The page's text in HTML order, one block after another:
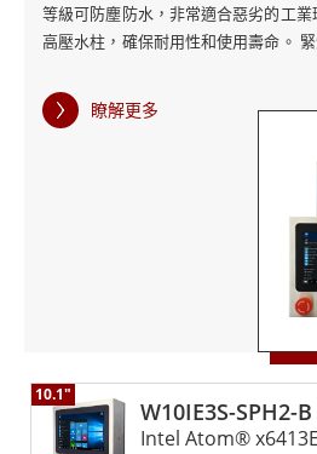
等級可防塵防水，非常適合惡劣的工
高壓水柱，確保耐用性和使用壽命。
置，方便操作，可確保在緊急情況下立
業電腦非常適合製造、食品和飲料以及
生和安全至關重要的領域。其強大的
提供清晰準確的操作視圖，而其可自訂
定需求進行客製化。 融程的IP65不銹
急停止按鈕，為提高工業環境的安全性
瞭解更多
W10IE3S-SPH2-B
10.1"
Intel Atom® x6413E